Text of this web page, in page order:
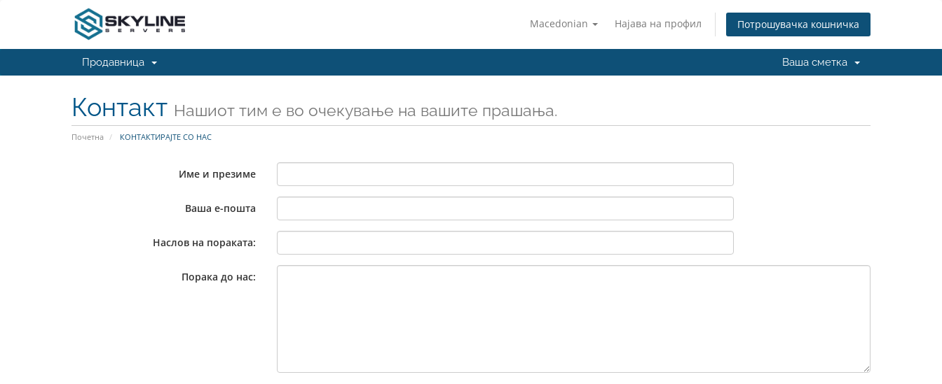
Macedonian Најава на профил Потрошувачка кошничка
Продавница Ваша сметка
Контакт Нашиот тим е во очекување на вашите прашања.
Почетна КОНТАКТИРАЈТЕ СО НАС
Име и презиме
Ваша е-пошта
Наслов на пораката:
Порака до нас: